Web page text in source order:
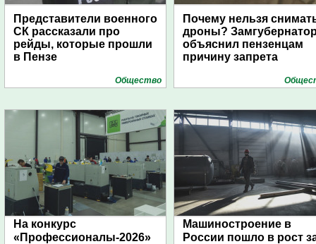
Представители военного
СК рассказали про
рейды, которые прошли
в Пензе
Общество
Почему нельзя
дроны?
объяснил пензенцам
причину запрета
На конкурс
«Профессионалы-2026»
Машиностроение в
России пошло в рост